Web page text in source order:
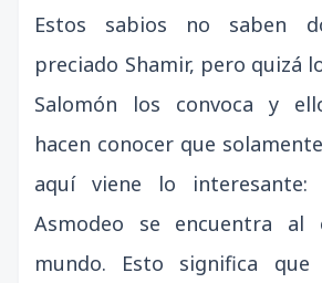
Estos sabios no saben
preciado Shamir, pero quizá
Salomón los convoca y
hacen conocer que
aquí viene lo
Asmodeo se encuentra
mundo. Esto significa